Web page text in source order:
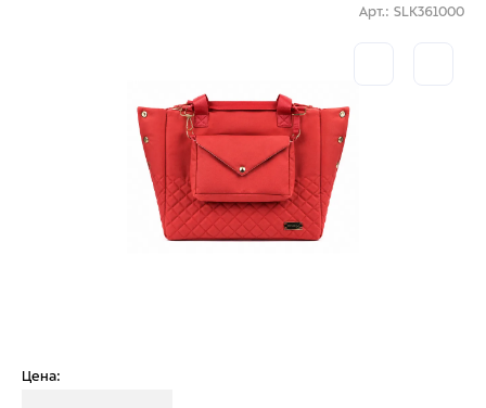
Арт.: SLK361000
Цена: